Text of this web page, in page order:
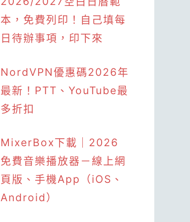
本，免費列印！自己填每
日待辦事項，印下來
NordVPN優惠碼2026年
最新！PTT、YouTube最
多折扣
MixerBox下載｜2026
免費音樂播放器－線上網
頁版、手機App（iOS、
Android）